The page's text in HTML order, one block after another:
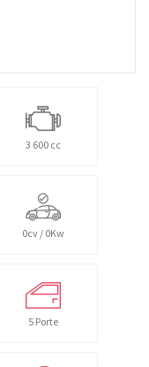
3 600 cc
0cv / 0Kw
5 Porte